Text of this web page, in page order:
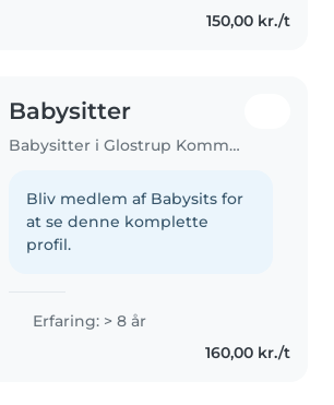
danskkunstskaber for at blive150,00 kr./t
Babysitter
Babysitter i Glostrup Kommune
Bliv medlem af Babysits for
at se denne komplette
profil.
Erfaring: > 8 år
160,00 kr./t